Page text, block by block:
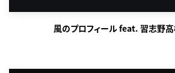
風のプロフィール feat. 習志野